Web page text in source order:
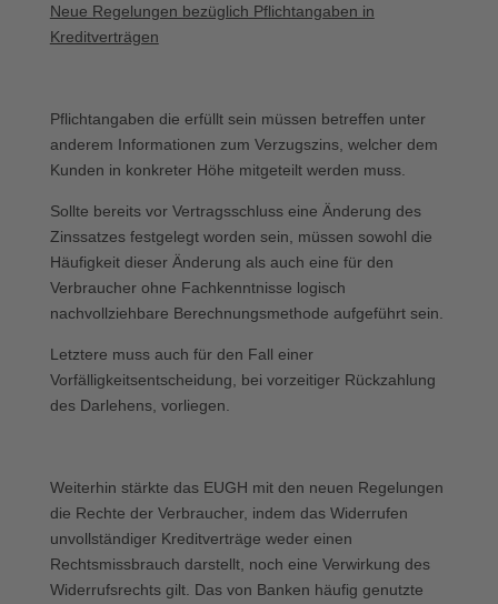
Neue Regelungen bezüglich Pflichtangaben in
Kreditverträgen
Pflichtangaben die erfüllt sein müssen betreffen unter
anderem Informationen zum Verzugszins, welcher dem
Kunden in konkreter Höhe mitgeteilt werden muss.
Sollte bereits vor Vertragsschluss eine Änderung des
Zinssatzes festgelegt worden sein, müssen sowohl die
Häufigkeit dieser Änderung als auch eine für den
Verbraucher ohne Fachkenntnisse logisch
nachvollziehbare Berechnungsmethode aufgeführt sein.
Letztere muss auch für den Fall einer
Vorfälligkeitsentscheidung, bei vorzeitiger Rückzahlung
des Darlehens, vorliegen.
Weiterhin stärkte das EUGH mit den neuen Regelungen
die Rechte der Verbraucher, indem das Widerrufen
unvollständiger Kreditverträge weder einen
Rechtsmissbrauch darstellt, noch eine Verwirkung des
Widerrufsrechts gilt. Das von Banken häufig genutzte